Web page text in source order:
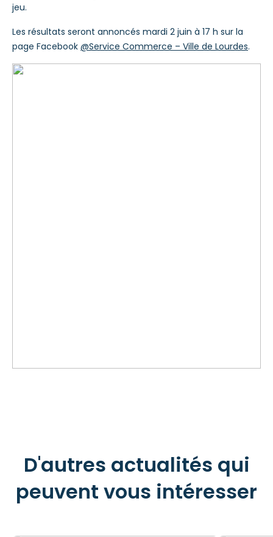
jeu.
Les résultats seront annoncés mardi 2 juin à 17 h sur la
page Facebook @Service Commerce – Ville de Lourdes.
D'autres actualités qui
peuvent vous intéresser